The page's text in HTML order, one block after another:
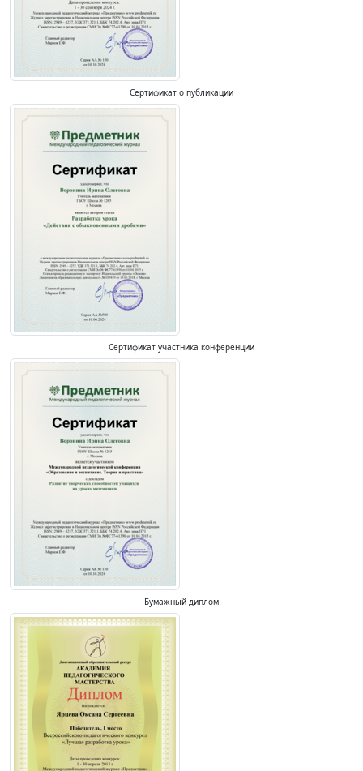
Сертификат о публикации
Сертификат участника конференции
Бумажный диплом